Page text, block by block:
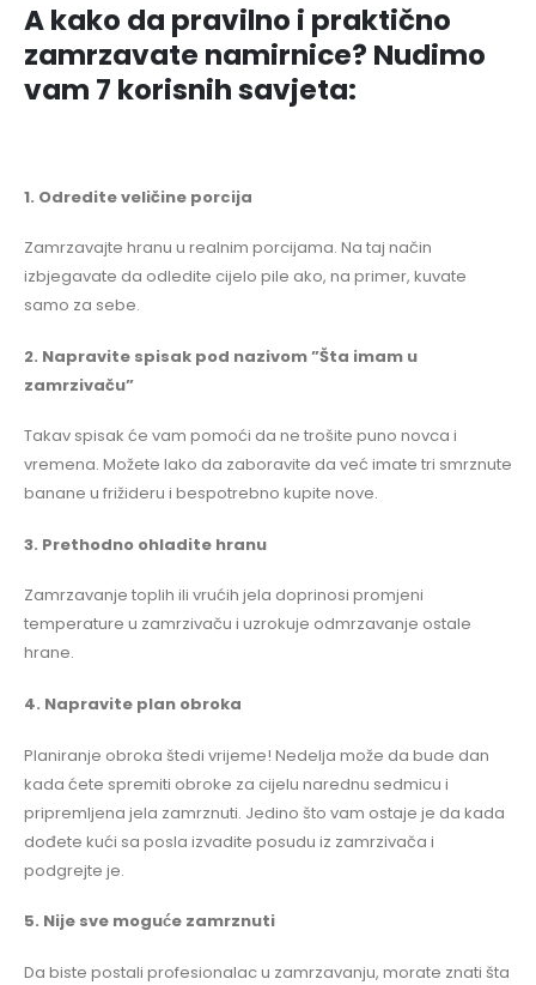
A kako da pravilno i praktično
zamrzavate namirnice? Nudimo
vam 7 korisnih savjeta:
1. Odredite veličine porcija
Zamrzavajte hranu u realnim porcijama. Na taj način
izbjegavate da odledite cijelo pile ako, na primer, kuvate
samo za sebe.
2. Napravite spisak pod nazivom ”Šta imam u
zamrzivaču”
Takav spisak će vam pomoći da ne trošite puno novca i
vremena. Možete lako da zaboravite da već imate tri smrznute
banane u frižideru i bespotrebno kupite nove.
3. Prethodno ohladite hranu
Zamrzavanje toplih ili vrućih jela doprinosi promjeni
temperature u zamrzivaču i uzrokuje odmrzavanje ostale
hrane.
4. Napravite plan obroka
Planiranje obroka štedi vrijeme! Nedelja može da bude dan
kada ćete spremiti obroke za cijelu narednu sedmicu i
pripremljena jela zamrznuti. Jedino što vam ostaje je da kada
dođete kući sa posla izvadite posudu iz zamrzivača i
podgrejte je.
5. Nije sve moguće zamrznuti
Da biste postali profesionalac u zamrzavanju, morate znati šta